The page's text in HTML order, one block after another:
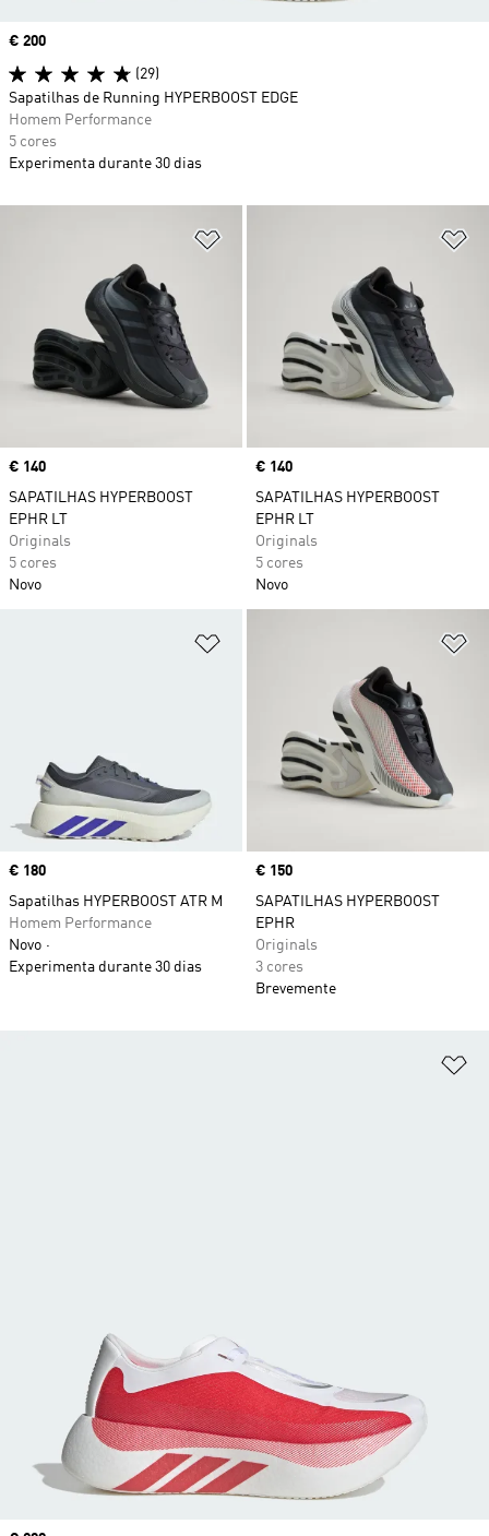
Adicionar à Lista de Desejos
Price
€ 140
SAPATILHAS HYPERBOOST
EPHR LT
Originals
5 cores
Novo
Price
€ 140
SAPATILHAS HYPERBOOST
EPHR LT
Originals
5 cores
Novo
Adicionar à Lista de Desejos
Price
€ 180
Sapatilhas HYPERBOOST ATR M
Homem Performance
Novo
Experimenta durante 30 dias
Price
€ 150
SAPATILHAS HYPERBOOST
EPHR
Originals
3 cores
Brevemente
Price
€ 200
(29)
Sapatilhas de Running HYPERBOOST EDGE
Homem Performance
5 cores
Experimenta durante 30 dias